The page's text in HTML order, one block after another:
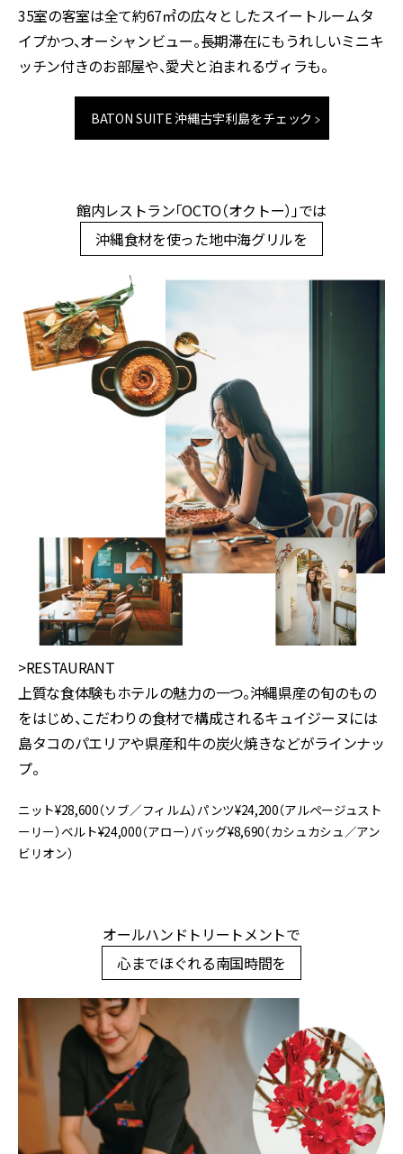
35室の客室は全て約67㎡の広々としたスイートルームタ
イプかつ、オーシャンビュー。長期滞在にもうれしいミニキ
ッチン付きのお部屋や、愛犬と泊まれるヴィラも。
BATON SUITE 沖縄古宇利島をチェック
館内レストラン「OCTO（オクトー）」では
沖縄食材を使った地中海グリルを
>RESTAURANT
上質な食体験もホテルの魅力の一つ。沖縄県産の旬のもの
をはじめ、こだわりの食材で構成されるキュイジーヌには
島タコのパエリアや県産和牛の炭火焼きなどがラインナッ
プ。
ニット¥28,600（ソブ／フィルム）パンツ¥24,200（アルページュスト
ーリー）ベルト¥24,000（アロー）バッグ¥8,690（カシュカシュ／アン
ビリオン）
オールハンドトリートメントで
心までほぐれる南国時間を